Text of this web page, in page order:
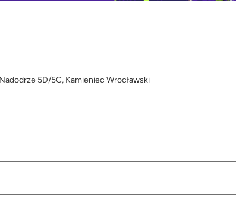
5D/5C, Kamieniec Wrocławski